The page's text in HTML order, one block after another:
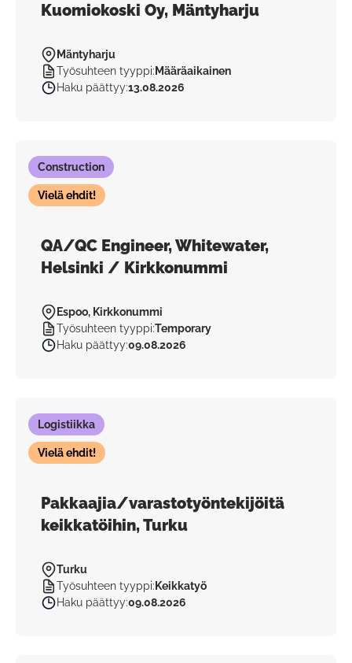
Kuomiokoski Oy, Mäntyharju
Mäntyharju
Työsuhteen tyyppi: Määräaikainen
Haku päättyy:13.08.2026
Construction
Vielä ehdit!
QA/QC Engineer, Whitewater,
Helsinki / Kirkkonummi
Espoo, Kirkkonummi
Työsuhteen tyyppi:Temporary
Haku päättyy:09.08.2026
Logistiikka
Vielä ehdit!
Pakkaajia/varastotyöntekijöitä
keikkatöihin, Turku
Turku
Työsuhteen tyyppi: Keikkatyö
Haku päättyy:09.08.2026